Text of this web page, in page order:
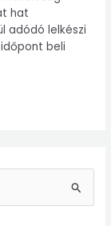
hat
adódó lelkészi
beli